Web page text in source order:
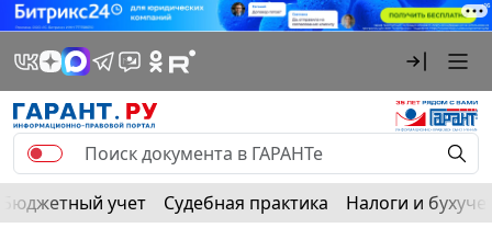
Бюджетный учет Судебная практика Налоги и